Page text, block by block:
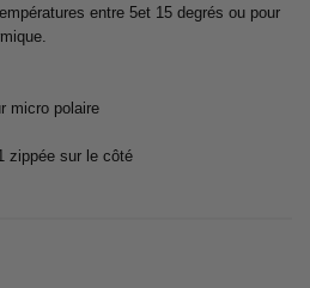
entre 5et 15 degrés ou pour
micro polaire
zippée sur le côté